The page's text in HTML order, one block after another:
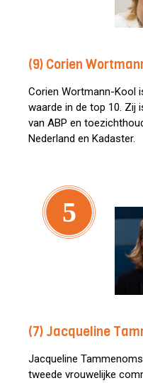
(9) Corien
Corien Wortmann-Kool
waarde in de top 10. Zij
van ABP en
Nederland en Kadaster.
5
(7) Jacqueline
Jacqueline
tweede vrouwelijke